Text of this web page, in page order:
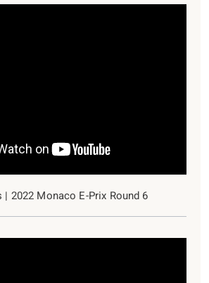
2022 Monaco E-Prix Round 6